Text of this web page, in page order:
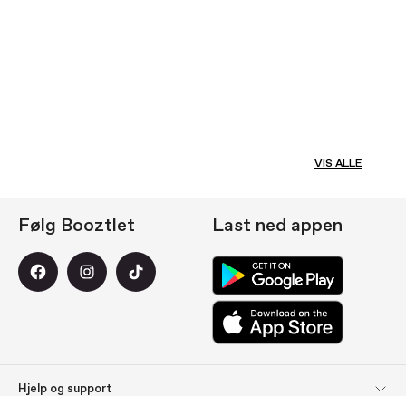
VIS ALLE
Hjelp og support
Følg Booztlet Last ned appen